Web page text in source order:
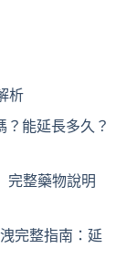
析
？能延長多久？
完整藥物說明
完整指南：延